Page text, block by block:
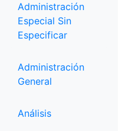
Administración
Especial Sin
Especificar
Administración
General
Análisis